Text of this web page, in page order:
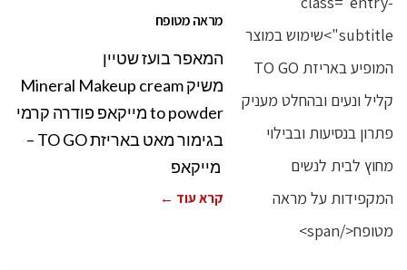
מראה מטופח
המאפר בועז שטיין
משיק Mineral Makeup cream
to powder מייקאפ פודרה קרמי
בגימור מאט באריזת TO GO –
מייקאפ
קרא עוד ←